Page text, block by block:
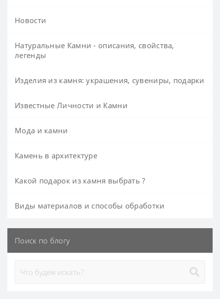
Новости
Натуральные Камни - описания, свойства,
легенды
Изделия из камня: украшения, сувениры, подарки
Известные Личности и Камни
Мода и камни
Камень в архитектуре
Какой подарок из камня выбрать ?
Виды материалов и способы обработки
Поиск по блогу